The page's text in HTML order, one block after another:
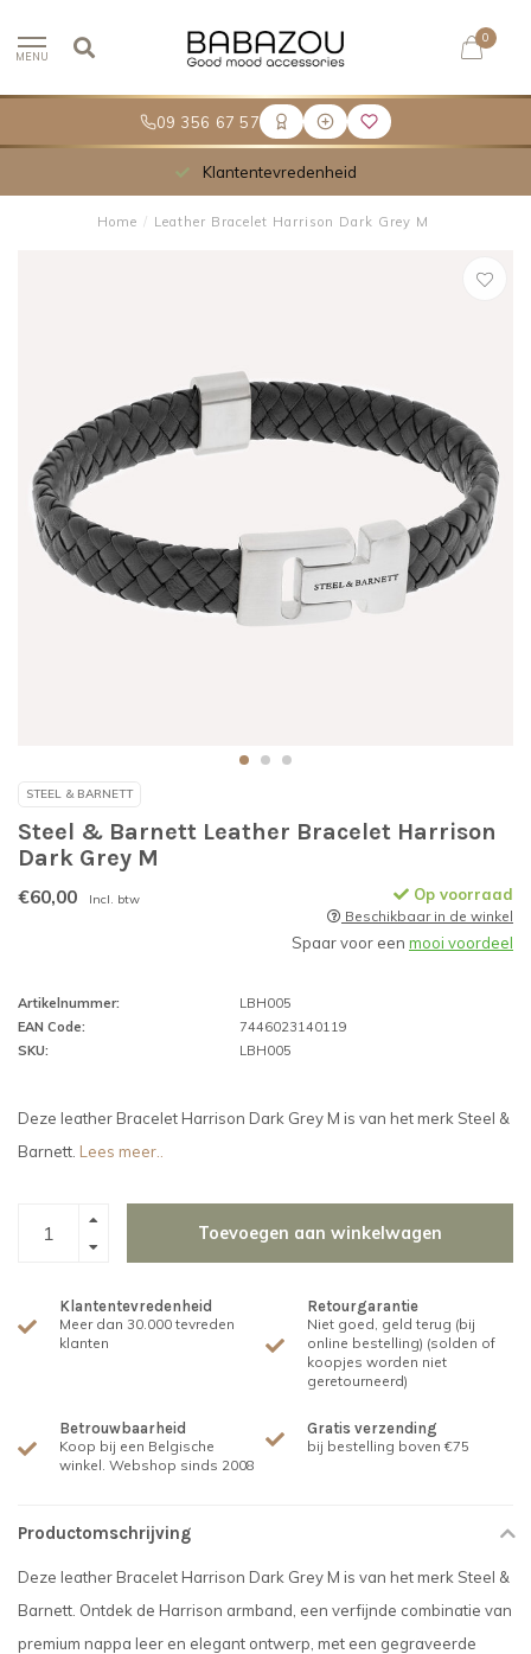
09 356 67 57
MENU
0
Klantentevredenheid
Home / Leather Bracelet Harrison Dark Grey M
STEEL & BARNETT
Steel & Barnett Leather Bracelet Harrison
Dark Grey M
€60,00 Incl. btw Op voorraad
Beschikbaar in de winkel
Spaar voor een mooi voordeel
Artikelnummer:
LBH005
EAN Code:
7446023140119
SKU:
LBH005
Deze leather Bracelet Harrison Dark Grey M is van het merk Steel &
Barnett. Lees meer..
Toevoegen aan winkelwagen
Klantentevredenheid
Meer dan 30.000 tevreden
klanten
Retourgarantie
Niet goed, geld terug (bij
online bestelling) (solden of
koopjes worden niet
geretourneerd)
Betrouwbaarheid
Koop bij een Belgische
winkel. Webshop sinds 2008
Gratis verzending
bij bestelling boven €75
Productomschrijving
Deze leather Bracelet Harrison Dark Grey M is van het merk Steel &
Barnett. Ontdek de Harrison armband, een verfijnde combinatie van
premium nappa leer en elegant ontwerp, met een gegraveerde